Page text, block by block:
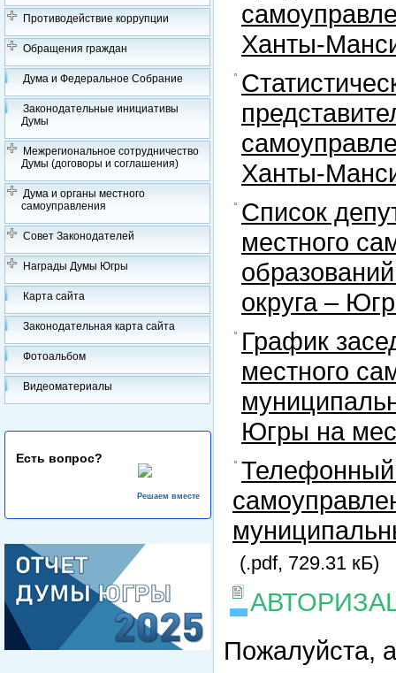
Противодействие коррупции
Обращения граждан
Дума и Федеральное Собрание
Законодательные инициативы
Думы
Межрегиональное сотрудничество
Думы (договоры и соглашения)
Дума и органы местного
самоуправления
Совет Законодателей
Награды Думы Югры
Карта сайта
Законодательная карта сайта
Фотоальбом
Видеоматериалы
Есть вопрос?
Решаем вместе
Ханты-
Ханты-
Список
местного
округа –
График
местного
Югры на
Телефонный
(.pdf, 729.31 кБ)
Пожалуйста,